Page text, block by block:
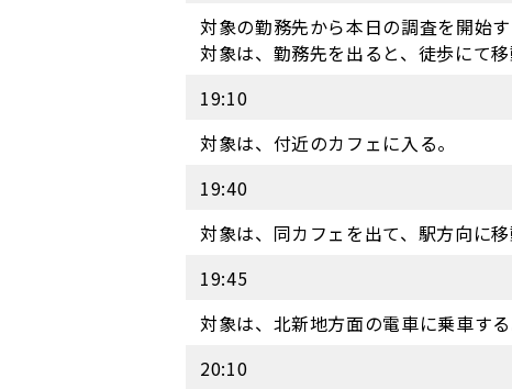
対象の勤務先から本日の調査を開始す
対象は、勤務先を出ると、徒歩にて移
19:10
対象は、付近のカフェに入る。
19:40
対象は、同カフェを出て、駅方向に移
19:45
対象は、北新地方面の電車に乗車する
20:10